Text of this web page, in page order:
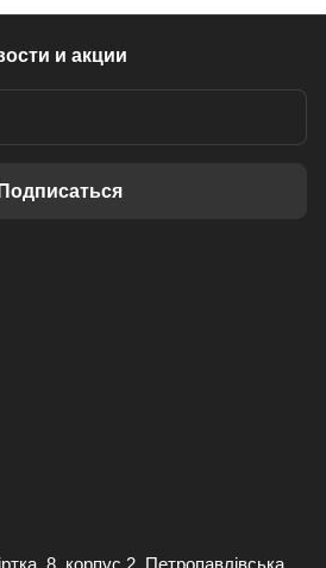
и акции
Подписаться
8, корпус 2, Петропавлівська